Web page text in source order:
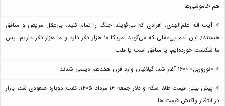
هم خاموشی‌ها
آیت الله علم‌الهدی: افرادی که می‌گویند جنگ را تمام کنید، بی‌عقل مریض و منافق
هستند/ این آدم بی‌عقلی که می‌گوید آمریکا ۱۰ هزار دلار دارد و ما هزار دلار داریم، پس
ما شکست خورده‌ایم، یا منافق است یا قلب
«نوروزبل» ۱۶۰۰ آغاز شد؛ گیلانیان وارد قرن هفدهم دیلمی شدند
پیش بینی قیمت طلا، سکه و دلار جمعه ۱۶ مرداد ۱۴۰۵؛ نفت دوباره صعودی شد، بازار
در انتظار واکنش قیمت ها